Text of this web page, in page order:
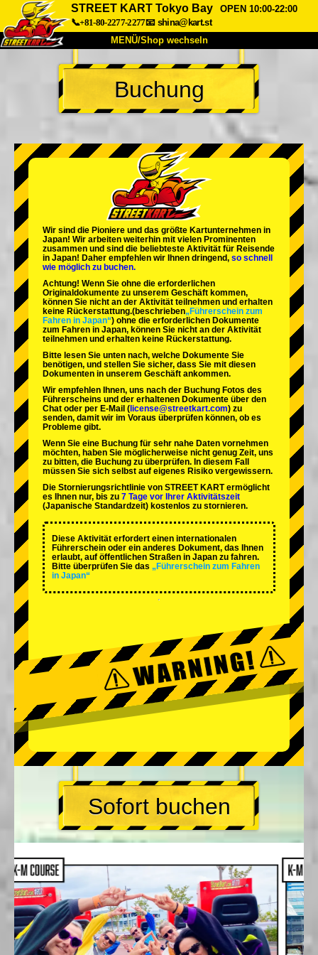
STREET KART Tokyo Bay
OPEN 10:00-22:00
📞+81-80-2277-2277📧 shina@kart.st
MENÜ/Shop wechseln
START
Über uns Spezifikationen Preise
Unternehmen Buchung
Shop wechseln
Tokio Shinagawa Tokio Akihabara#1
Tokio Akihabara#2
Tokio Shibuya Annex Tokio Bucht
Tokio Asakusa Osaka
Okinawa
Buchung
Wir sind die Pioniere und das größte Kartunternehmen in
Japan! Wir arbeiten weiterhin mit vielen Prominenten
zusammen und sind die beliebteste Aktivität für Reisende
in Japan! Daher empfehlen wir Ihnen dringend, so schnell
wie möglich zu buchen.
Achtung! Wenn Sie ohne die erforderlichen
Originaldokumente zu unserem Geschäft kommen,
können Sie nicht an der Aktivität teilnehmen und erhalten
keine Rückerstattung.(beschrieben„Führerschein zum
Fahren in Japan“) ohne die erforderlichen Dokumente
zum Fahren in Japan, können Sie nicht an der Aktivität
teilnehmen und erhalten keine Rückerstattung.
Bitte lesen Sie unten nach, welche Dokumente Sie
benötigen, und stellen Sie sicher, dass Sie mit diesen
Dokumenten in unserem Geschäft ankommen.
Wir empfehlen Ihnen, uns nach der Buchung Fotos des
Führerscheins und der erhaltenen Dokumente über den
Chat oder per E-Mail ( license@streetkart.com) zu
senden, damit wir im Voraus überprüfen können, ob es
Probleme gibt.
Wenn Sie eine Buchung für sehr nahe Daten vornehmen
möchten, haben Sie möglicherweise nicht genug Zeit, uns
zu bitten, die Buchung zu überprüfen. In diesem Fall
müssen Sie sich selbst auf eigenes Risiko vergewissern.
Die Stornierungsrichtlinie von STREET KART ermöglicht
es Ihnen nur, bis zu 7 Tage vor Ihrer Aktivitätszeit
(Japanische Standardzeit) kostenlos zu stornieren.
Diese Aktivität erfordert einen internationalen
Führerschein oder ein anderes Dokument, das Ihnen
erlaubt, auf öffentlichen Straßen in Japan zu fahren.
Bitte überprüfen Sie das „Führerschein zum Fahren
in Japan“
Sofort buchen